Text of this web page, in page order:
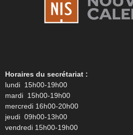
Horaires du secrétariat :
lundi 15h00-19h00
mardi 15h00-19h00
mercredi 16h00-20h00
jeudi 09h00-13h00
vendredi 15h00-19h00